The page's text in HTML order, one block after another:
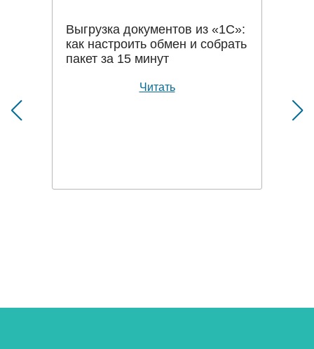
Выгрузка документов из «1С»:
как настроить обмен и собрать
пакет за 15 минут
Читать